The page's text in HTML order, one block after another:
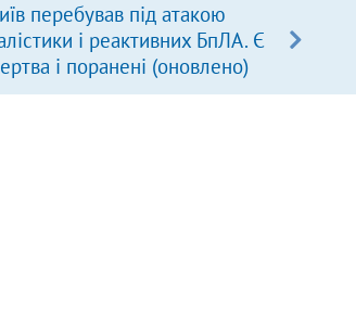
перебував під атакою
і реактивних БпЛА. Є
і поранені (оновлено)